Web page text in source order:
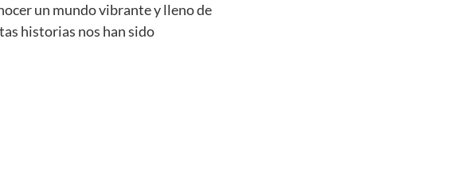
un mundo vibrante y lleno de
historias nos han sido